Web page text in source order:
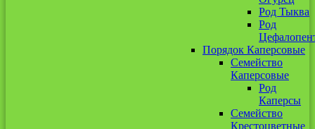
Род Тыква
Род
Порядок Каперсовые
Семейство
Каперсовые
Род
Каперсы
Семейство
Крестоцветные